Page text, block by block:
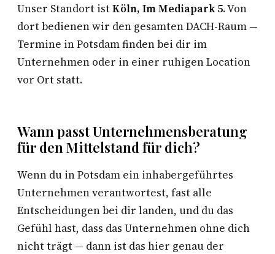
Unser Standort istKöln, Im Mediapark 5. Von
dort bedienen wir den gesamten DACH-Raum —
Termine in Potsdam finden bei dir im
Unternehmen oder in einer ruhigen Location
vor Ort statt.
Wann passt Unternehmensberatung
für den Mittelstand für dich?
Wenn du in Potsdam ein inhabergeführtes
Unternehmen verantwortest, fast alle
Entscheidungen bei dir landen, und du das
Gefühl hast, dass das Unternehmen ohne dich
nicht trägt — dann ist das hier genau der